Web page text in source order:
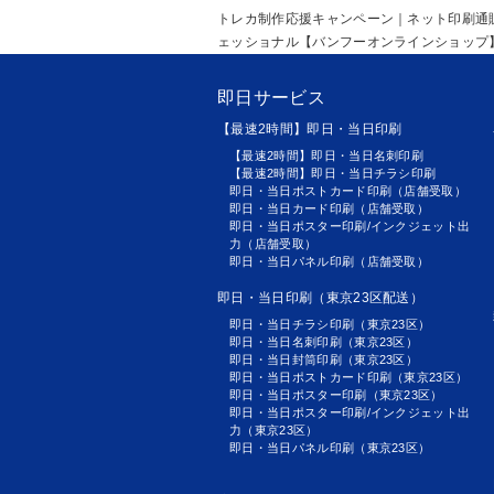
トレカ制作応援キャンペーン｜ネット印刷
ェッショナル【バンフーオンラインショッ
即日サービス
【最速2時間】即日・当日印刷
【最速2時間】即日・当日名刺印刷
【最速2時間】即日・当日チラシ印刷
即日・当日ポストカード印刷（店舗受取）
即日・当日カード印刷（店舗受取）
即日・当日ポスター印刷/インクジェット出
力（店舗受取）
即日・当日パネル印刷（店舗受取）
即日・当日印刷（東京23区配送）
即日・当日チラシ印刷（東京23区）
即日・当日名刺印刷（東京23区）
即日・当日封筒印刷（東京23区）
即日・当日ポストカード印刷（東京23区）
即日・当日ポスター印刷（東京23区）
即日・当日ポスター印刷/インクジェット出
力（東京23区）
即日・当日パネル印刷（東京23区）